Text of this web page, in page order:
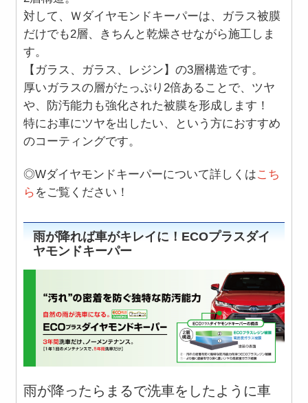
対して、Ｗダイヤモンドキーパーは、ガラス被膜
だけでも2層、きちんと乾燥させながら施工しま
す。
【ガラス、ガラス、レジン】の3層構造です。
厚いガラスの層がたっぷり2倍あることで、ツヤ
や、防汚能力も強化された被膜を形成します！
特にお車にツヤを出したい、という方におすすめ
のコーティングです。
◎Wダイヤモンドキーパーについて詳しくはこち
ら をご覧ください！
雨が降れば車がキレイに！ECOプラスダイ
ヤモンドキーパー
雨が降ったらまるで洗車をしたように車